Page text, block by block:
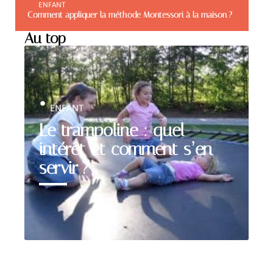
ENFANT
Comment appliquer la méthode Montessori à la maison ?
Au top
Le trampoline : quel
intérêt et comment s’en
servir ?
ENFANT